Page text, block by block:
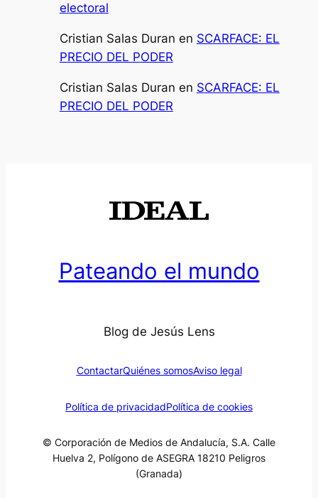
electoral
Cristian Salas Duran en SCARFACE: EL
PRECIO DEL PODER
Cristian Salas Duran en SCARFACE: EL
PRECIO DEL PODER
Pateando el mundo
Blog de Jesús Lens
ContactarQuiénes somosAviso legal
Política de privacidadPolítica de cookies
© Corporación de Medios de Andalucía, S.A. Calle
Huelva 2, Polígono de ASEGRA 18210 Peligros
(Granada)